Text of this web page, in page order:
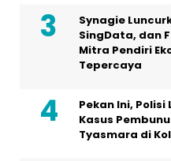
Synagie
SingData, dan
Mitra Pendiri
Tepercaya
Pekan Ini,
Kasus
Tyasmara di